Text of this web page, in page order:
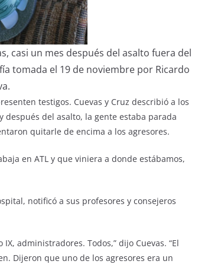
casi un mes después del asalto fuera del
tomada el 19 de noviembre por Ricardo
testigos. Cuevas y Cruz describió a los
del asalto, la gente estaba parada
quitarle de encima a los agresores.
en ATL y que viniera a donde estábamos,
notificó a sus profesores y consejeros
administradores. Todos,” dijo Cuevas. “El
Dijeron que uno de los agresores era un